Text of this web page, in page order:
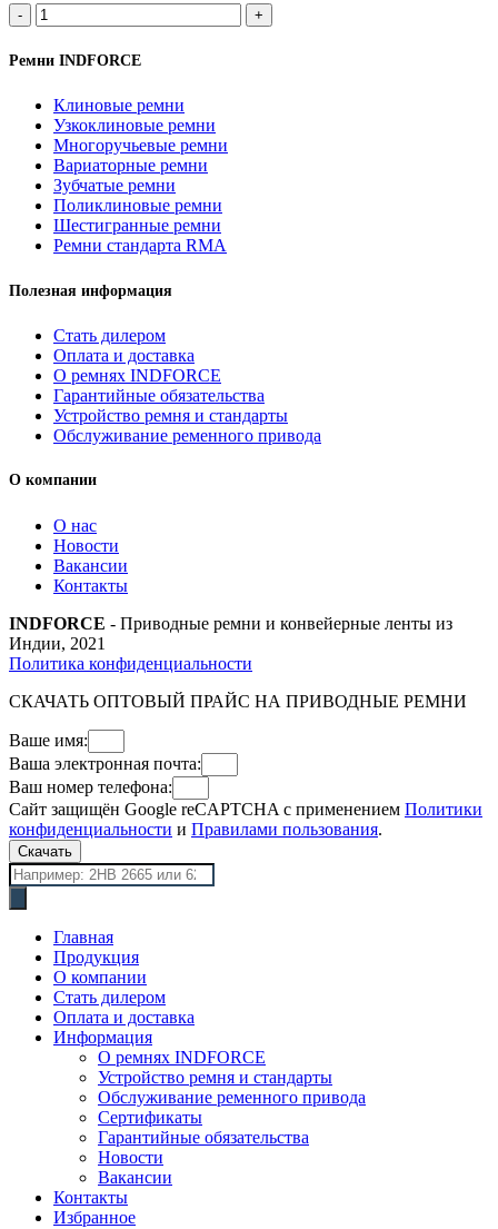
Количество
товара
Ремень
H206807/
L53299/
038355T1/
1041614M1/
216897M1/
2839975M1/
2839978M1/
615790/
84045751/
INDFORCE
Ремни INDFORCE
Клиновые ремни
Узкоклиновые ремни
Многоручьевые ремни
Вариаторные ремни
Зубчатые ремни
Поликлиновые ремни
Шестигранные ремни
Ремни стандарта RMA
Полезная информация
Стать дилером
Оплата и доставка
О ремнях INDFORCE
Гарантийные обязательства
Устройство ремня и стандарты
Обслуживание ременного привода
О компании
О нас
Новости
Вакансии
Контакты
INDFORCE - Приводные ремни и конвейерные ленты из
Индии, 2021
Политика конфиденциальности
СКАЧАТЬ ОПТОВЫЙ ПРАЙС НА ПРИВОДНЫЕ РЕМНИ
Ваше имя:
Ваша электронная почта:
Ваш номер телефона:
Сайт защищён Google reCAPTCHA с применением Политики
конфиденциальности и Правилами пользования.
Скачать
Поиск
товаров
Главная
Продукция
О компании
Стать дилером
Оплата и доставка
Информация
О ремнях INDFORCE
Устройство ремня и стандарты
Обслуживание ременного привода
Сертификаты
Гарантийные обязательства
Новости
Вакансии
Контакты
Избранное